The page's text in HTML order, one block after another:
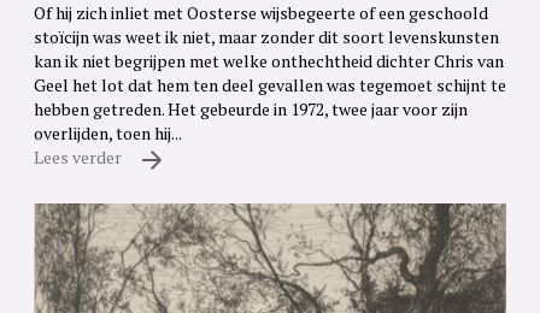
Of hij zich inliet met Oosterse wijsbegeerte of een geschoold
stoïcijn was weet ik niet, maar zonder dit soort levenskunsten
kan ik niet begrijpen met welke onthechtheid dichter Chris van
Geel het lot dat hem ten deel gevallen was tegemoet schijnt te
hebben getreden. Het gebeurde in 1972, twee jaar voor zijn
overlijden, toen hij...
Lees verder